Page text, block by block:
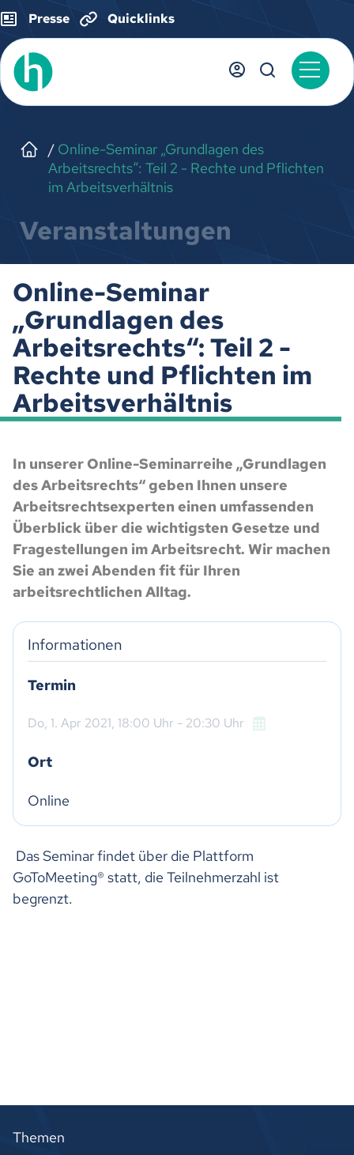
Presse Quicklinks
Online-Seminar „Grundlagen des
Arbeitsrechts“: Teil 2 - Rechte und Pflichten
im Arbeitsverhältnis
Veranstaltungen
Online-Seminar
„Grundlagen des
Arbeitsrechts“: Teil 2 -
Rechte und Pflichten im
Arbeitsverhältnis
In unserer Online-Seminarreihe „Grundlagen
des Arbeitsrechts“ geben Ihnen unsere
Arbeitsrechtsexperten einen umfassenden
Überblick über die wichtigsten Gesetze und
Fragestellungen im Arbeitsrecht. Wir machen
Sie an zwei Abenden fit für Ihren
arbeitsrechtlichen Alltag.
Das Seminar findet über die Plattform
GoToMeeting® statt, die Teilnehmerzahl ist
begrenzt.
Informationen
Termin
Do, 1. Apr 2021, 18:00 Uhr - 20:30 Uhr
Ort
Online
Themen